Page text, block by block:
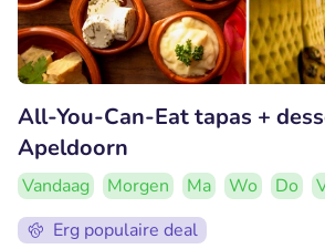
All-You-Can-Eat tapas +
Apeldoorn
Vandaag Morgen Ma Wo Do
Erg populaire deal